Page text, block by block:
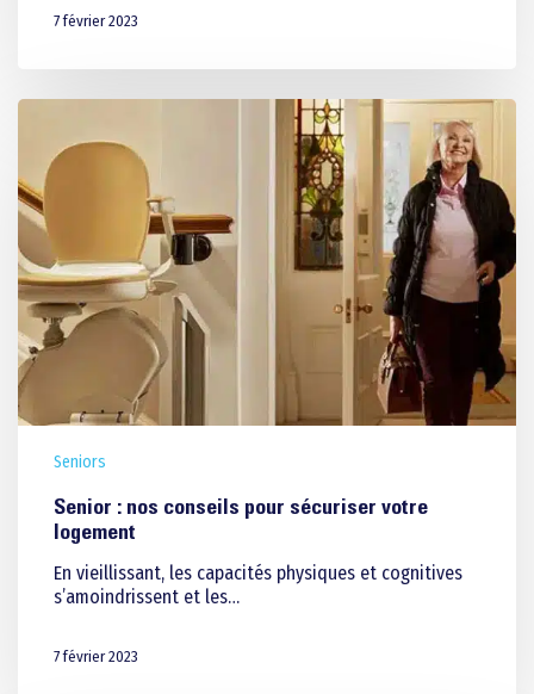
7 février 2023
Seniors
Senior : nos conseils pour sécuriser votre
logement
En vieillissant, les capacités physiques et cognitives
s’amoindrissent et les…
7 février 2023
Les aides financières
Associations
Résidence séniors : EHPAD
Cabinets médicaux et
Établissements de santé
Pharmacies
Hôtellerie/ Restauration
Commerces
Bureaux
Campings/ tourisme
Architectes et